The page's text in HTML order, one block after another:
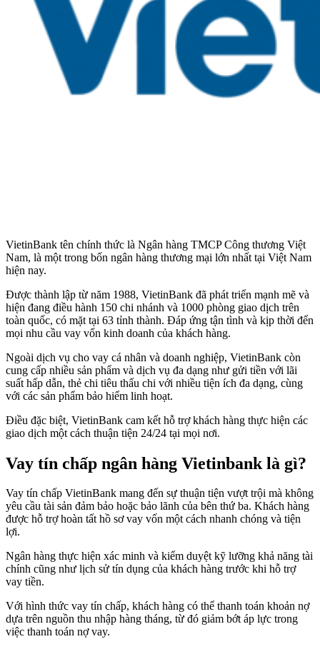
VietinBank tên chính thức là Ngân hàng TMCP Công thương Việt
Nam, là một trong bốn ngân hàng thương mại lớn nhất tại Việt Nam
hiện nay.
Được thành lập từ năm 1988, VietinBank đã phát triển mạnh mẽ và
hiện đang điều hành 150 chi nhánh và 1000 phòng giao dịch trên
toàn quốc, có mặt tại 63 tỉnh thành. Đáp ứng tận tình và kịp thời đến
mọi nhu cầu vay vốn kinh doanh của khách hàng.
Ngoài dịch vụ cho vay cá nhân và doanh nghiệp, VietinBank còn
cung cấp nhiều sản phẩm và dịch vụ đa dạng như gửi tiền với lãi
suất hấp dẫn, thẻ chi tiêu thấu chi với nhiều tiện ích đa dạng, cùng
với các sản phẩm bảo hiểm linh hoạt.
Điều đặc biệt, VietinBank cam kết hỗ trợ khách hàng thực hiện các
giao dịch một cách thuận tiện 24/24 tại mọi nơi.
Vay tín chấp ngân hàng Vietinbank là gì?
Vay tín chấp VietinBank mang đến sự thuận tiện vượt trội mà không
yêu cầu tài sản đảm bảo hoặc bảo lãnh của bên thứ ba. Khách hàng
được hỗ trợ hoàn tất hồ sơ vay vốn một cách nhanh chóng và tiện
lợi.
Ngân hàng thực hiện xác minh và kiểm duyệt kỹ lưỡng khả năng tài
chính cũng như lịch sử tín dụng của khách hàng trước khi hỗ trợ
vay tiền.
Với hình thức vay tín chấp, khách hàng có thể thanh toán khoản nợ
dựa trên nguồn thu nhập hàng tháng, từ đó giảm bớt áp lực trong
việc thanh toán nợ vay.